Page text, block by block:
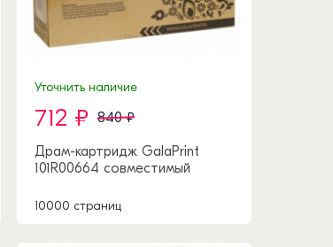
Уточнить наличие
712 ₽ 840 ₽
Драм-картридж GalaPrint
101R00664 совместимый
10000 страниц